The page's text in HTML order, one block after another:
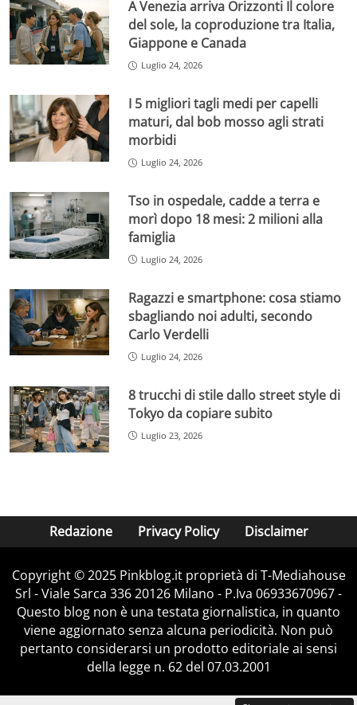
A Venezia arriva Orizzonti Il colore
del sole, la coproduzione tra Italia,
Giappone e Canada
Luglio 24, 2026
I 5 migliori tagli medi per capelli
maturi, dal bob mosso agli strati
morbidi
Luglio 24, 2026
Tso in ospedale, cadde a terra e
morì dopo 18 mesi: 2 milioni alla
famiglia
Luglio 24, 2026
Ragazzi e smartphone: cosa stiamo
sbagliando noi adulti, secondo
Carlo Verdelli
Luglio 24, 2026
8 trucchi di stile dallo street style di
Tokyo da copiare subito
Luglio 23, 2026
Redazione Privacy Policy Disclaimer
Copyright © 2025 Pinkblog.it proprietà di T-Mediahouse
Srl - Viale Sarca 336 20126 Milano - P.Iva 06933670967 -
Questo blog non è una testata giornalistica, in quanto
viene aggiornato senza alcuna periodicità. Non può
pertanto considerarsi un prodotto editoriale ai sensi
della legge n. 62 del 07.03.2001